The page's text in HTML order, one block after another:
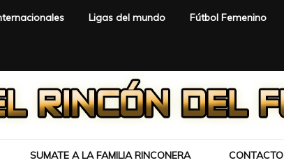
Ligas del mundo Fútbol Femenino
SUMATE A LA FAMILIA RINCONERA CONTACTO